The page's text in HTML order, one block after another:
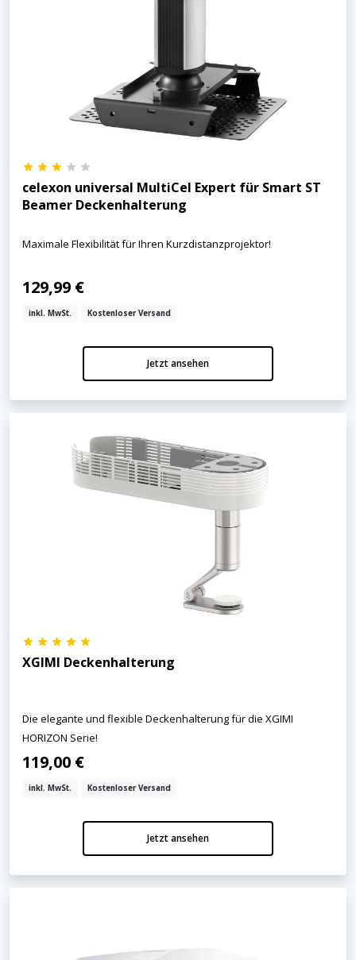
celexon universal MultiCel Expert für Smart ST
Beamer Deckenhalterung
Maximale Flexibilität für Ihren Kurzdistanzprojektor!
129,99 €
inkl. MwSt. Kostenloser Versand
Jetzt ansehen
XGIMI Deckenhalterung
Die elegante und flexible Deckenhalterung für die XGIMI
HORIZON Serie!
119,00 €
inkl. MwSt. Kostenloser Versand
Jetzt ansehen